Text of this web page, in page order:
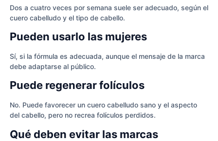
Dos a cuatro veces por semana suele ser adecuado, según el
cuero cabelludo y el tipo de cabello.
Pueden usarlo las mujeres
Sí, si la fórmula es adecuada, aunque el mensaje de la marca
debe adaptarse al público.
Puede regenerar folículos
No. Puede favorecer un cuero cabelludo sano y el aspecto
del cabello, pero no recrea folículos perdidos.
Qué deben evitar las marcas